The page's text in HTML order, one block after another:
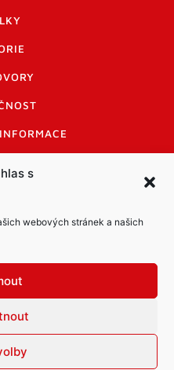
s
webových stránek a našich
DISKUTUJÍCÍCH
MANUÁL
osobních údajů